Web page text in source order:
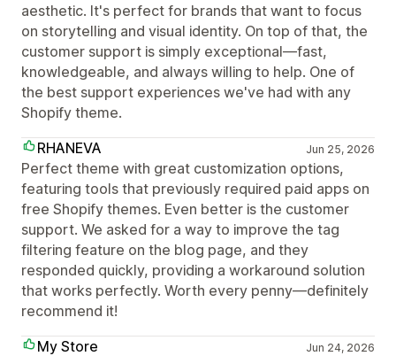
aesthetic. It's perfect for brands that want to focus
on storytelling and visual identity. On top of that, the
customer support is simply exceptional—fast,
knowledgeable, and always willing to help. One of
the best support experiences we've had with any
Shopify theme.
RHANEVA
Jun 25, 2026
Perfect theme with great customization options,
featuring tools that previously required paid apps on
free Shopify themes. Even better is the customer
support. We asked for a way to improve the tag
filtering feature on the blog page, and they
responded quickly, providing a workaround solution
that works perfectly. Worth every penny—definitely
recommend it!
My Store
Jun 24, 2026